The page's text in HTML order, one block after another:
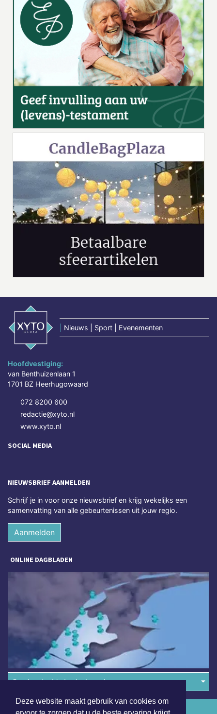
Deze website maakt gebruik van cookies om
Nieuws | Sport | Evenementen
Hoofdvestiging:
van Benthuizenlaan 1
1701 BZ Heerhugowaard
072 8200 600
redactie@xyto.nl
www.xyto.nl
SOCIAL MEDIA
NIEUWSBRIEF AANMELDEN
Schrijf je in voor onze nieuwsbrief en krijg wekelijks een
samenvatting van alle gebeurtenissen uit jouw regio.
Aanmelden
ONLINE DAGBLADEN
Overige dagbladen in de regio
Algemene voorwaarden